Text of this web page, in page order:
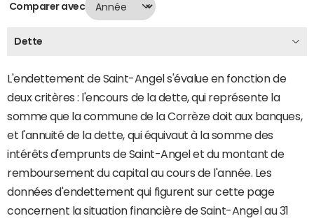
Comparer avec
Dette
L'endettement de Saint-Angel s'évalue en fonction de
deux critères : l'encours de la dette, qui représente la
somme que la commune de la Corrèze doit aux banques,
et l'annuité de la dette, qui équivaut à la somme des
intérêts d'emprunts de Saint-Angel et du montant de
remboursement du capital au cours de l'année. Les
données d'endettement qui figurent sur cette page
concernent la situation financière de Saint-Angel au 31